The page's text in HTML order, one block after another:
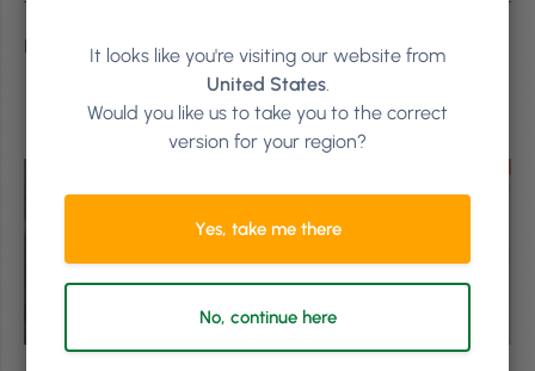
Latest Update: September 26th, 2016
It looks like you're visiting our website from
United States.
Would you like us to take you to the correct
version for your region?
Yes, take me there
No, continue here